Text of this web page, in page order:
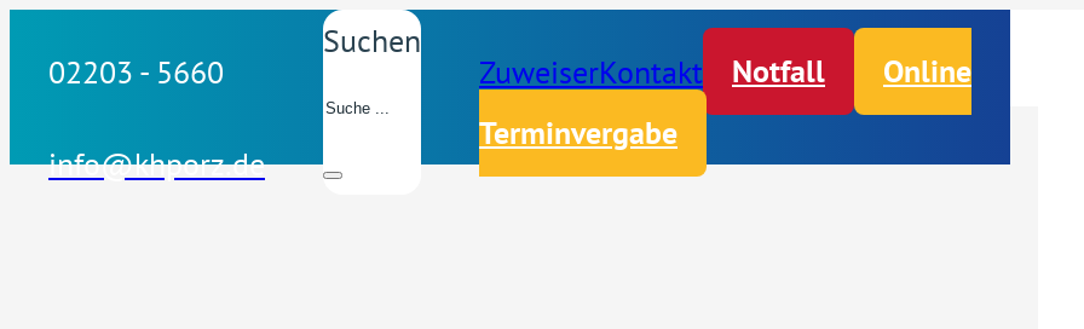
02203 - 5660
info@khporz.de
Suchen
ZuweiserKontakt Notfall
Online
Terminvergabe